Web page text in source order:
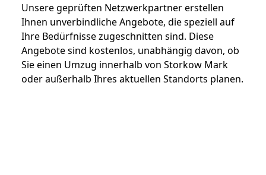
Unsere geprüften Netzwerkpartner erstellen
Ihnen unverbindliche Angebote, die speziell auf
Ihre Bedürfnisse zugeschnitten sind. Diese
Angebote sind kostenlos, unabhängig davon, ob
Sie einen Umzug innerhalb von Storkow Mark
oder außerhalb Ihres aktuellen Standorts planen.